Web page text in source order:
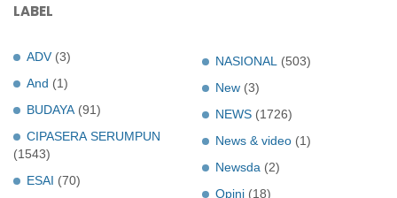
LABEL
ADV (3)
And (1)
BUDAYA (91)
CIPASERA SERUMPUN
(1543)
ESAI (70)
NASIONAL
(503)
New (3)
NEWS (1726)
News & video (1)
Newsda (2)
Opini (18)